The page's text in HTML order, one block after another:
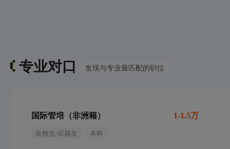
专业对口 发现与专业最匹配的职位
国际管培（非洲籍） 1-1.5万
在校生/应届生 本科